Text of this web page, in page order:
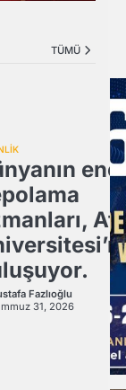
TÜMÜ
Fazlıoğlu
31, 2026